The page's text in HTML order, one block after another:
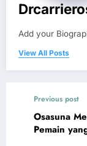
Add your
View All Posts
Previous post
Osasuna
Pemain